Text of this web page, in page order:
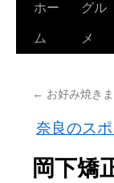
ホー
ム
グル
メ
← お好み焼き
奈良のス
岡下矯